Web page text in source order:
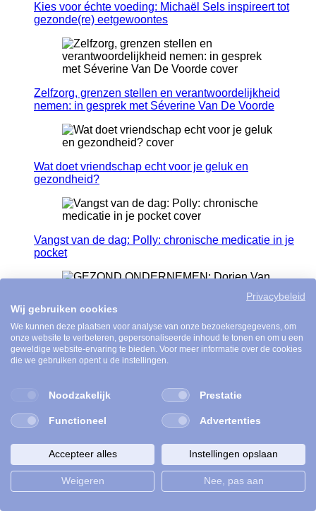
Kies voor échte voeding: Michaël Sels inspireert tot
gezonde(re) eetgewoontes
Zelfzorg, grenzen stellen en verantwoordelijkheid
nemen: in gesprek met Séverine Van De Voorde
Wat doet vriendschap echt voor je geluk en
gezondheid?
Vangst van de dag: Polly: chronische medicatie in je
pocket
GEZOND ONDERNEMEN: Dorien Van Steenberge
van Wintercircus
Must-Read: 5 boeken om je mentale welzijn te
versterken
Vangst van de dag: jusRé’s ontbijtbowls
Privacybeleid
Wij gebruiken cookies
We kunnen deze plaatsen voor analyse van onze bezoekersgegevens, om
onze website te verbeteren, gepersonaliseerde inhoud te tonen en om u een
geweldige website-ervaring te bieden. Voor meer informatie over de cookies
die we gebruiken opent u de instellingen.
Noodzakelijk Prestatie
Functioneel Advertenties
Accepteer alles Instellingen opslaan
Weigeren Nee, pas aan